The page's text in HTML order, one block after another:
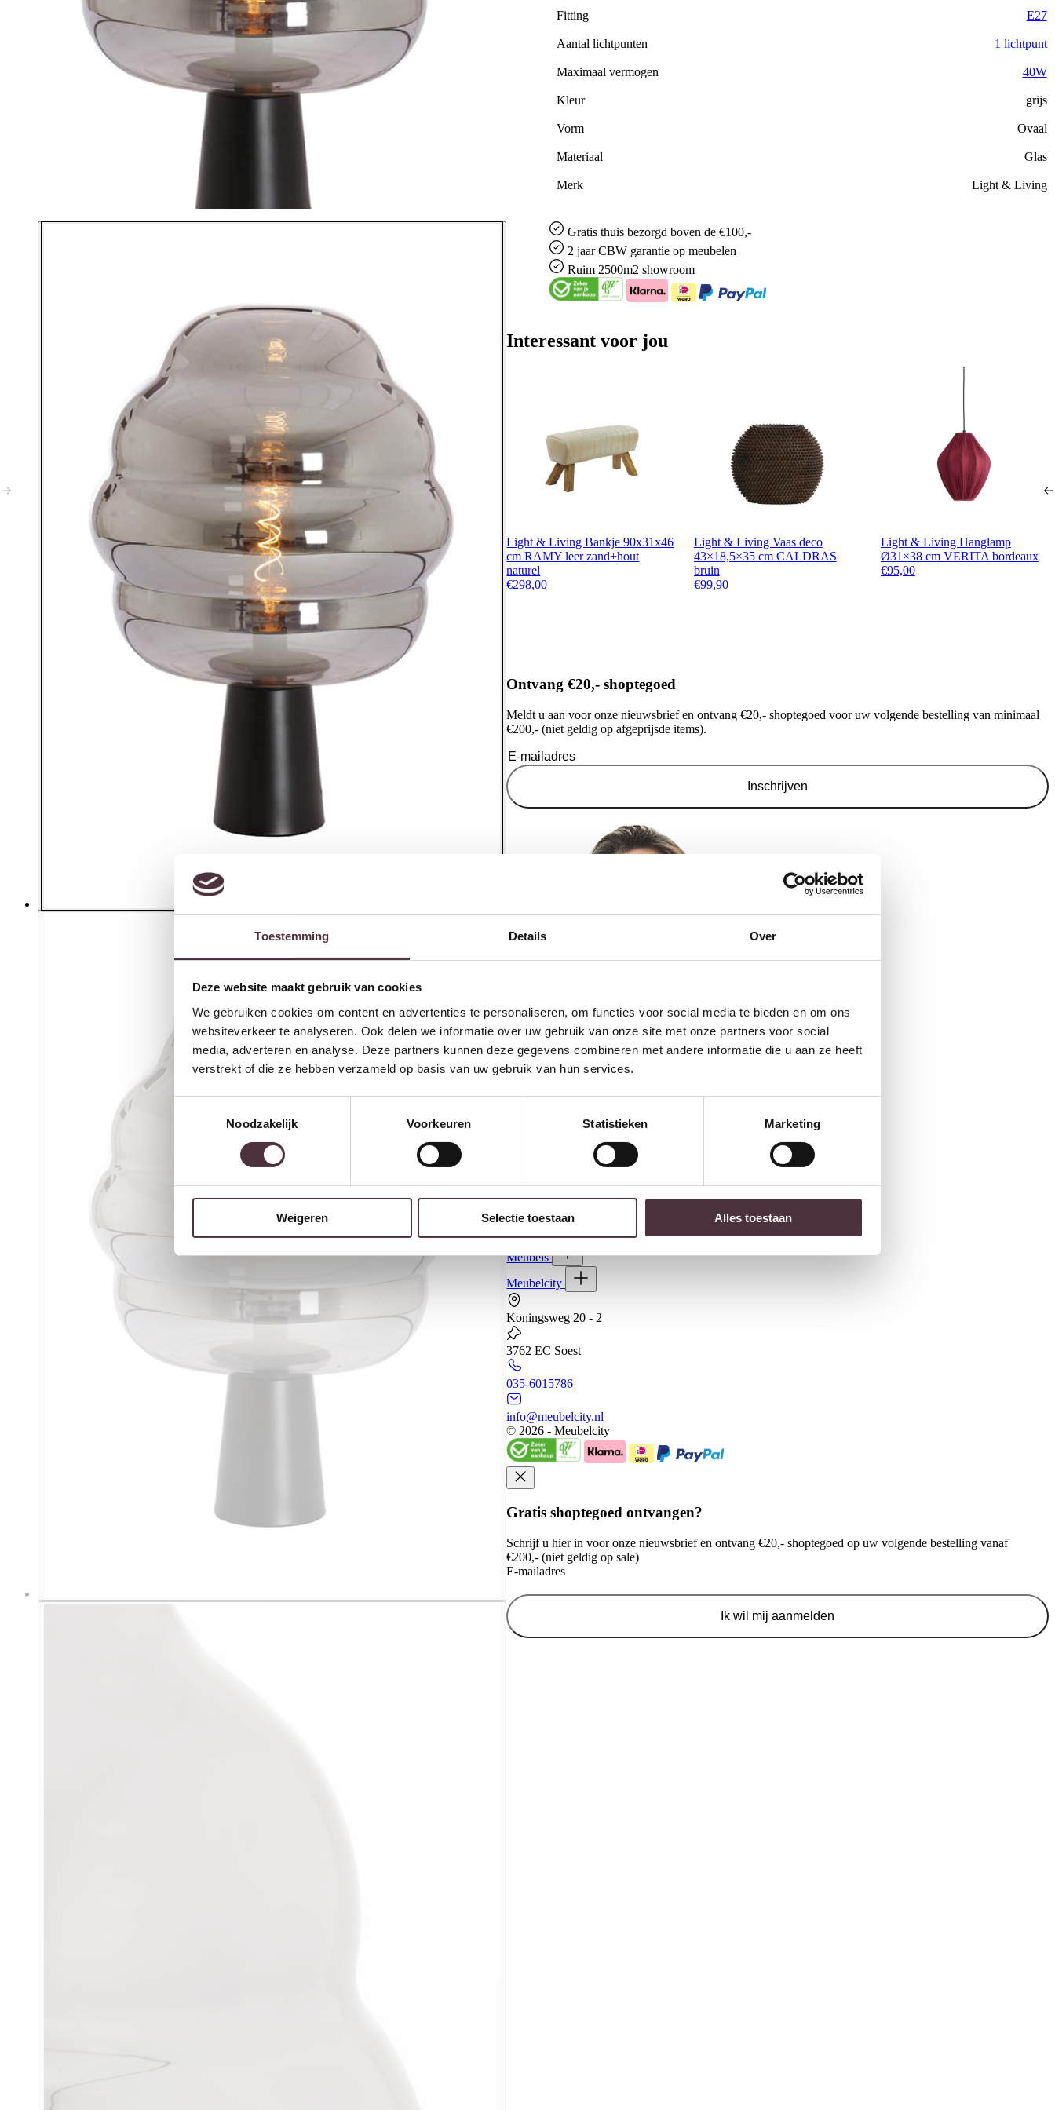
Toestemming Details Over
Deze website maakt gebruik van cookies
We gebruiken cookies om content en advertenties te personaliseren, om functies voor social media te bieden en om ons
websiteverkeer te analyseren. Ook delen we informatie over uw gebruik van onze site met onze partners voor social
media, adverteren en analyse. Deze partners kunnen deze gegevens combineren met andere informatie die u aan ze heeft
verstrekt of die ze hebben verzameld op basis van uw gebruik van hun services.
Noodzakelijk
Voorkeuren Statistieken Marketing
Weigeren Selectie toestaan Alles toestaan
Fitting E27
Aantal lichtpunten 1 lichtpunt
Maximaal vermogen 40W
Kleur grijs
Vorm Ovaal
Materiaal Glas
Merk Light & Living
Gratisthuis bezorgd boven de €100,-
2 jaar CBW garantieop meubelen
Ruim 2500m2 showroom
Interessant voor jou
Light & Living Bankje 90x31x46
cm RAMY leer zand+hout
naturel
€298,00
Light & Living Vaas deco
43×18,5×35 cm CALDRAS
bruin
€99,90
Light & Living Hanglamp
Ø31×38 cm VERITA bordeaux
€95,00
Ontvang €20,- shoptegoed
Meldt u aan voor onze nieuwsbrief en ontvang €20,- shoptegoed voor uw volgende bestelling van minimaal
€200,- (niet geldig op afgeprijsde items).
Inschrijven
Meubels
Meubelcity
Koningsweg 20 - 2
3762 EC Soest
035-6015786
info@meubelcity.nl
© 2026 - Meubelcity
Gratis shoptegoed ontvangen?
Schrijf u hier in voor onze nieuwsbrief en ontvang €20,- shoptegoed op uw volgende bestelling vanaf
€200,- (niet geldig op sale)
E-mailadres
Ik wil mij aanmelden